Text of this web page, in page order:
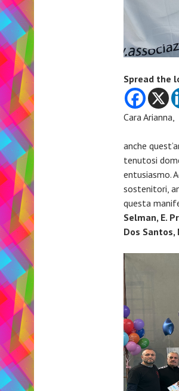
Spread the
Cara Arianna,
anche
tenutosi
entusiasmo.
sostenitori,
questa
Selman, E.
Dos Santos,